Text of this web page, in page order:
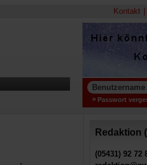
Kontakt
Benutzername
Passwort
Redaktion
(05431) 92 72